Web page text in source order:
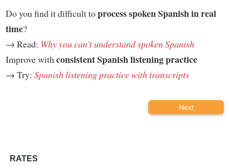
Do you find it difficult toprocess spoken Spanish in real
time?
→ Read: Why you can't understand spoken Spanish
Improve with consistent Spanish listening practice
→ Try: Spanish listening practice with transcripts
Next
RATES